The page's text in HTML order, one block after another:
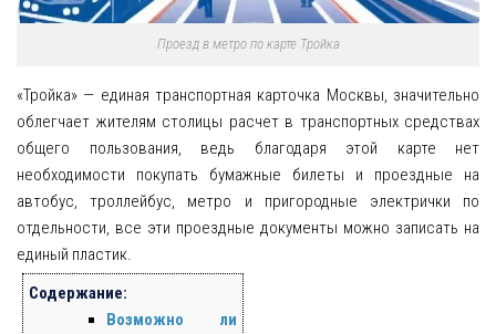
Проезд в метро по карте Тройка
«Тройка» — единая транспортная карточка Москвы, значительно
облегчает жителям столицы расчет в транспортных средствах
общего пользования, ведь благодаря этой карте нет
необходимости покупать бумажные билеты и проездные на
автобус, троллейбус, метро и пригородные электрички по
отдельности, все эти проездные документы можно записать на
единый пластик.
Содержание:
Возможно ли